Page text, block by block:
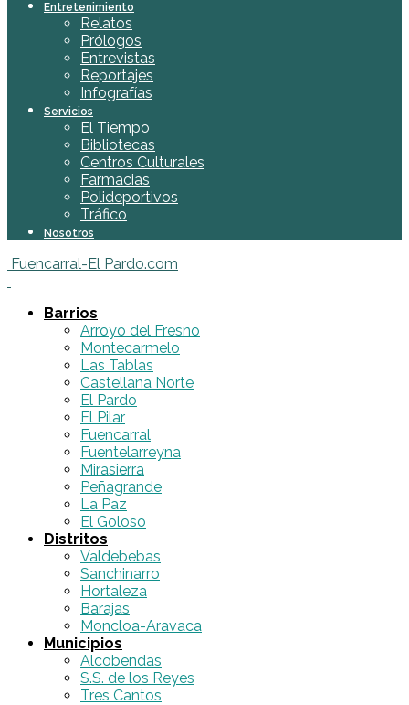
Entretenimiento
Relatos
Prólogos
Entrevistas
Reportajes
Infografías
Servicios
El Tiempo
Bibliotecas
Centros Culturales
Farmacias
Polideportivos
Tráfico
Nosotros
Fuencarral-El Pardo.com
Barrios
Arroyo del Fresno
Montecarmelo
Las Tablas
Castellana Norte
El Pardo
El Pilar
Fuencarral
Fuentelarreyna
Mirasierra
Peñagrande
La Paz
El Goloso
Distritos
Valdebebas
Sanchinarro
Hortaleza
Barajas
Moncloa-Aravaca
Municipios
Alcobendas
S.S. de los Reyes
Tres Cantos